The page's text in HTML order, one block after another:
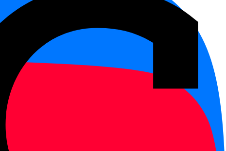
магистратуры, HSK 6 для
торговле, IT, культурном
представители
стипендий